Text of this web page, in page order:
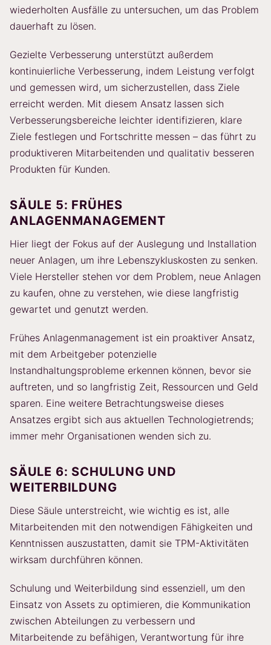
wiederholten Ausfälle zu untersuchen, um das Problem
dauerhaft zu lösen.
Gezielte Verbesserung unterstützt außerdem
kontinuierliche Verbesserung, indem Leistung verfolgt
und gemessen wird, um sicherzustellen, dass Ziele
erreicht werden. Mit diesem Ansatz lassen sich
Verbesserungsbereiche leichter identifizieren, klare
Ziele festlegen und Fortschritte messen – das führt zu
produktiveren Mitarbeitenden und qualitativ besseren
Produkten für Kunden.
SÄULE 5: FRÜHES
ANLAGENMANAGEMENT
Hier liegt der Fokus auf der Auslegung und Installation
neuer Anlagen, um ihre Lebenszykluskosten zu senken.
Viele Hersteller stehen vor dem Problem, neue Anlagen
zu kaufen, ohne zu verstehen, wie diese langfristig
gewartet und genutzt werden.
Frühes Anlagenmanagement ist ein proaktiver Ansatz,
mit dem Arbeitgeber potenzielle
Instandhaltungsprobleme erkennen können, bevor sie
auftreten, und so langfristig Zeit, Ressourcen und Geld
sparen. Eine weitere Betrachtungsweise dieses
Ansatzes ergibt sich aus aktuellen Technologietrends;
immer mehr Organisationen wenden sich zu.
SÄULE 6: SCHULUNG UND
WEITERBILDUNG
Diese Säule unterstreicht, wie wichtig es ist, alle
Mitarbeitenden mit den notwendigen Fähigkeiten und
Kenntnissen auszustatten, damit sie TPM-Aktivitäten
wirksam durchführen können.
Schulung und Weiterbildung sind essenziell, um den
Einsatz von Assets zu optimieren, die Kommunikation
zwischen Abteilungen zu verbessern und
Mitarbeitende zu befähigen, Verantwortung für ihre